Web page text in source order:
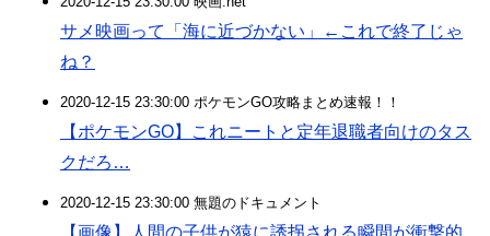
サメ映画って「海に近づかない」←これで終了じゃ
ね？
2020-12-15 23:30:00 ポケモンGO攻略まとめ速報！！
【ポケモンGO】これニートと定年退職者向けのタス
クだろ…
2020-12-15 23:30:00 無題のドキュメント
【画像】人間の子供が猿に誘拐される瞬間が衝撃的